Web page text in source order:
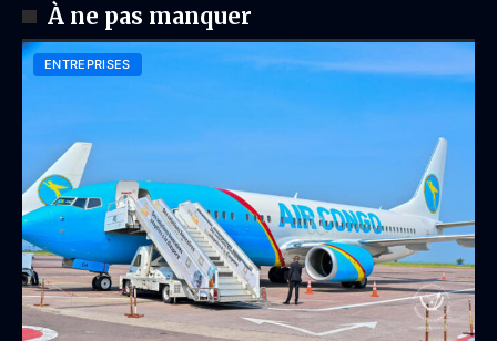
À ne pas manquer
ENTREPRISES